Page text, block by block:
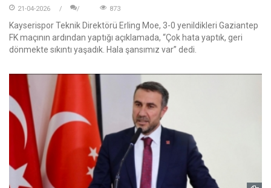
21-04-2026 873
Kayserispor Teknik Direktörü Erling Moe, 3-0 yenildikleri Gaziantep
FK maçının ardından yaptığı açıklamada, “Çok hata yaptık, geri
dönmekte sıkıntı yaşadık. Hala şansımız var” dedi.